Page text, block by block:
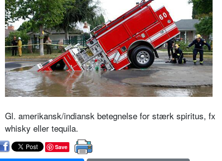
Gl. amerikansk/indiansk betegnelse for stærk spiritus, fx
whisky eller tequila.
Save